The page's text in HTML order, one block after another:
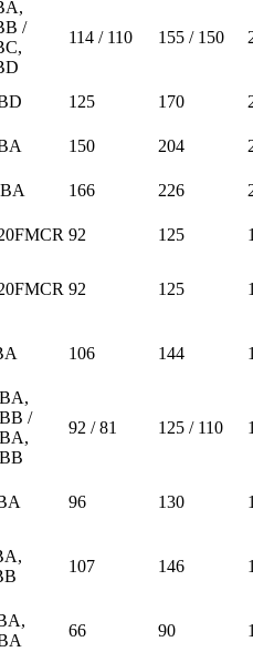
/
114 / 110 155 / 150
125 170
150 204
166 226
92 125
92 125
106 144
/
92 / 81 125 / 110
96 130
107 146
66 90